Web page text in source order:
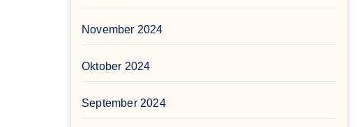
November 2024
Oktober 2024
September 2024